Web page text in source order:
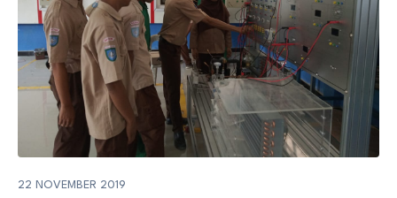
22 NOVEMBER 2019